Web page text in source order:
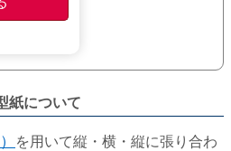
紙について
を用いて縦・横・縦に張り合わ